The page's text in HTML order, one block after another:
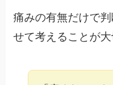
痛みの有無だけで
せて考えることが大